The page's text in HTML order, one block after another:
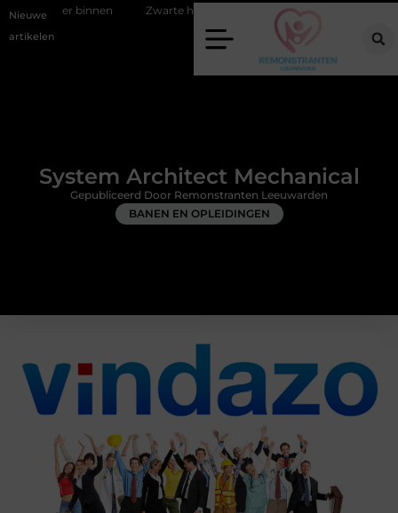
Nieuwe
artikelen
Zwarte houten jaloezieën als stijlvol anker in huis
System Architect Mechanical
BANEN EN OPLEIDINGEN
Gepubliceerd Door Remonstranten Leeuwarden